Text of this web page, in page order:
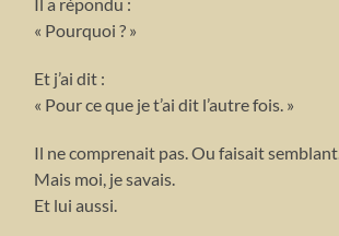
« Pourquoi ? »
Et j’ai dit :
« Pour ce que je t’ai dit l’autre fois. »
Il ne comprenait pas. Ou faisait semblant.
Mais moi, je savais.
Et lui aussi.